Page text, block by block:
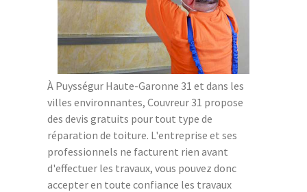
À Puysségur Haute-Garonne 31 et dans les
villes environnantes, Couvreur 31 propose
des devis gratuits pour tout type de
réparation de toiture. L'entreprise et ses
professionnels ne facturent rien avant
d'effectuer les travaux, vous pouvez donc
accepter en toute confiance les travaux